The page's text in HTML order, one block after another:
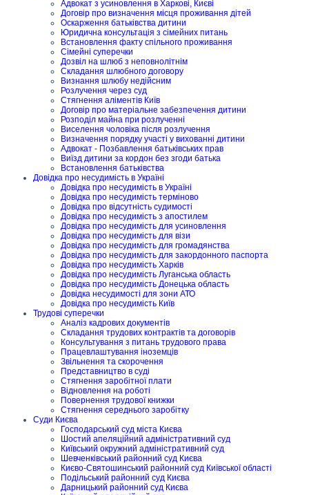
Адвокат з усиновлення в Харкові, Києві
Договір про визначення місця проживання дітей
Оскарження батьківства дитини
Юридична консультація з сімейних питань
Встановлення факту спільного проживання
Сімейні суперечки
Дозвіл на шлюб з неповнолітнім
Складання шлюбного договору
Визнання шлюбу недійсним
Розлучення через суд
Стягнення аліментів Київ
Договір про матеріальне забезпечення дитини
Розподіл майна при розлученні
Виселення чоловіка після розлучення
Визначення порядку участі у вихованні дитини
Адвокат - Позбавлення батьківських прав
Виїзд дитини за кордон без згоди батька
Встановлення батьківства
Довідка про несудимість в Україні
Довідка про несудимість в Україні
Довідка про несудимість терміново
Довідка про відсутність судимості
Довідка про несудимість з апостилем
Довідка про несудимість для усиновлення
Довідка про несудимість для візи
Довідка про несудимість для громадянства
Довідка про несудимість для закордонного паспорта
Довідка про несудимість Харків
Довідка про несудимість Луганська область
Довідка про несудимість Донецька область
Довідка несудимості для зони АТО
Довідка про несудимість Київ
Трудові суперечки
Аналіз кадрових документів
Складання трудових контрактів та договорів
Консультування з питань трудового права
Працевлаштування іноземців
Звільнення та скорочення
Представництво в суді
Стягнення заробітної плати
Відновлення на роботі
Повернення трудової книжки
Стягнення середнього заробітку
Суди Києва
Господарський суд міста Києва
Шостий апеляційний адміністративний суд
Київський окружний адміністративний суд
Шевченківський районний суд Києва
Києво-Святошинський районний суд Київської області
Подільський районний суд Києва
Дарницький районний суд Києва